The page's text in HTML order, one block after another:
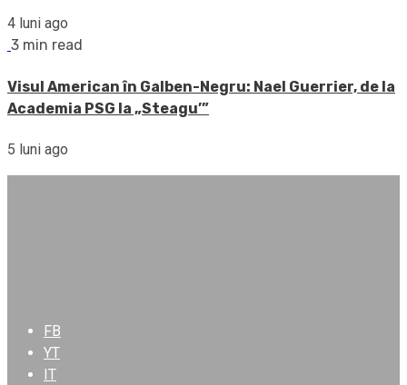
4 luni ago
3 min read
Visul American în Galben-Negru: Nael Guerrier, de la
Academia PSG la „Steagu’”
5 luni ago
FB
YT
IT